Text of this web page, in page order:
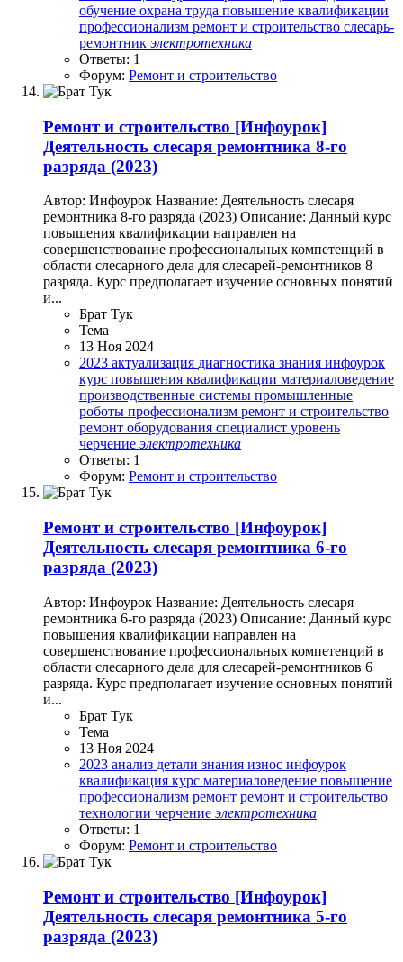
обучение охрана труда повышение квалификации
профессионализм ремонт и строительство слесарь-
ремонтник электротехника
Ответы: 1
Форум: Ремонт и строительство
Ремонт и строительство [Инфоурок]
Деятельность слесаря ремонтника 8-го
разряда (2023)
Автор: Инфоурок Название: Деятельность слесаря
ремонтника 8-го разряда (2023) Описание: Данный курс
повышения квалификации направлен на
совершенствование профессиональных компетенций в
области слесарного дела для слесарей-ремонтников 8
разряда. Курс предполагает изучение основных понятий
и...
Брат Тук
Тема
13 Ноя 2024
2023 актуализация диагностика знания инфоурок
курс повышения квалификации материаловедение
производственные системы промышленные
роботы профессионализм ремонт и строительство
ремонт оборудования специалист уровень
черчение электротехника
Ответы: 1
Форум: Ремонт и строительство
Ремонт и строительство [Инфоурок]
Деятельность слесаря ремонтника 6-го
разряда (2023)
Автор: Инфоурок Название: Деятельность слесаря
ремонтника 6-го разряда (2023) Описание: Данный курс
повышения квалификации направлен на
совершенствование профессиональных компетенций в
области слесарного дела для слесарей-ремонтников 6
разряда. Курс предполагает изучение основных понятий
и...
Брат Тук
Тема
13 Ноя 2024
2023 анализ детали знания износ инфоурок
квалификация курс материаловедение повышение
профессионализм ремонт ремонт и строительство
технологии черчение электротехника
Ответы: 1
Форум: Ремонт и строительство
Ремонт и строительство [Инфоурок]
Деятельность слесаря ремонтника 5-го
разряда (2023)